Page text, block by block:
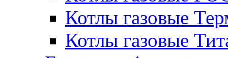
Котлы газовые
Котлы газовые